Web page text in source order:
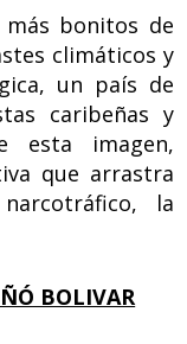
d
di
t
t
bonitos de
climáticos y
un país de
caribeñas y
esta imagen,
que arrastra
la
BOLIVAR